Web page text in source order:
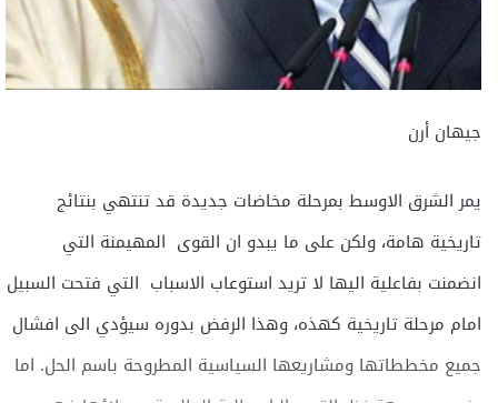
جيهان أرن
يمر الشرق الاوسط بمرحلة مخاضات جديدة قد تنتهي بنتائج
تاريخية هامة، ولكن على ما يبدو ان القوى المهيمنة التي
انضمنت بفاعلية اليها لا تريد استوعاب الاسباب التي فتحت السبيل
امام مرحلة تاريخية كهذه، وهذا الرفض بدوره سيؤدي الى افشال
جميع مخططاتها ومشاريعها السياسية المطروحة باسم الحل. اما